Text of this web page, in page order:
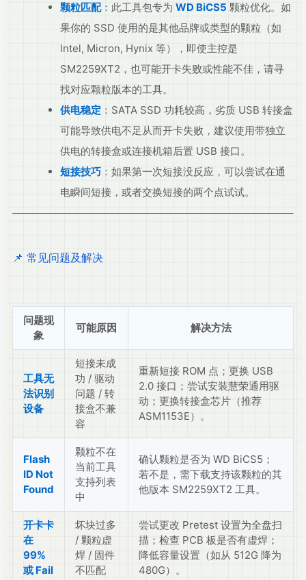
颗粒匹配：此工具包专为 WD BiCS5 颗粒优化。如
果你的 SSD 使用的是其他品牌或类型的颗粒（如
Intel, Micron, Hynix 等），即使主控是
SM2259XT2，也可能开卡失败或性能不佳，请寻
找对应颗粒版本的工具。
供电稳定 ：SATA SSD 功耗较高，劣质 USB 转接盒
可能导致供电不足从而开卡失败，建议使用带独立
供电的转接盒或连接机箱后置 USB 接口。
短接技巧 ：如果第一次短接没反应，可以尝试在通
电瞬间短接，或者交换短接的两个点试试。
📌 常见问题及解决
问题现
象
可能原因 解决方法
工具无
法识别
设备
短接未成
功 / 驱动
问题 / 转
接盒不兼
容
重新短接 ROM 点；更换 USB
2.0 接口；尝试安装慧荣通用驱
动；更换转接盒芯片（推荐
ASM1153E）。
Flash
ID Not
Found
颗粒不在
当前工具
支持列表
中
确认颗粒是否为 WD BiCS5；
若不是，需下载支持该颗粒的其
他版本 SM2259XT2 工具。
开卡卡
在
99%
或 Fail
坏块过多
/ 颗粒虚
焊 / 固件
不匹配
尝试更改 Pretest 设置为全盘扫
描；检查 PCB 板是否有虚焊；
降低容量设置（如从 512G 降为
480G）。